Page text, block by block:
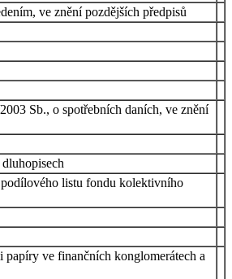
ve znění pozdějších předpisů
Sb., o spotřebních daních, ve znění
listu fondu kolektivního
ve finančních konglomerátech a